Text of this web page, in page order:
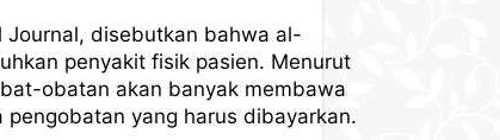
Journal, disebutkan bahwa al-
penyakit fisik pasien. Menurut
obatan akan banyak membawa
yang harus dibayarkan.